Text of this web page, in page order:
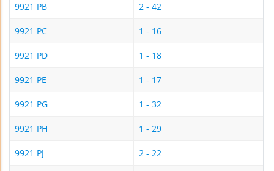
9921 PB 2 - 42
9921 PC 1 - 16
9921 PD 1 - 18
9921 PE 1 - 17
9921 PG 1 - 32
9921 PH 1 - 29
9921 PJ 2 - 22